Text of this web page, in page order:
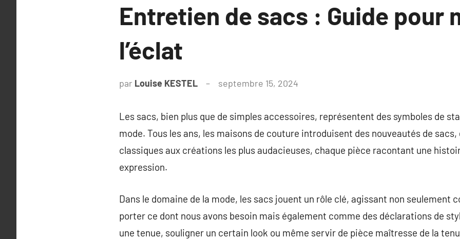
Entretien de sacs : Guide pour
l’éclat
par Louise KESTEL septembre 15, 2024
Les sacs, bien plus que de simples accessoires, représentent des symboles de
mode. Tous les ans, les maisons de couture introduisent des nouveautés de
classiques aux créations les plus audacieuses, chaque pièce racontant une
expression.
Dans le domaine de la mode, les sacs jouent un rôle clé, agissant non seulement
porter ce dont nous avons besoin mais également comme des déclarations de
une tenue, souligner un certain look ou même servir de pièce maîtresse de la